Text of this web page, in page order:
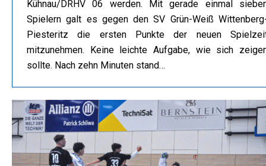
Kühnau/DRHV 06 werden. Mit gerade einmal
Spielern galt es gegen den SV Grün-Weiß
Piesteritz die ersten Punkte der neuen
mitzunehmen. Keine leichte Aufgabe, wie sich
sollte. Nach zehn Minuten stand…